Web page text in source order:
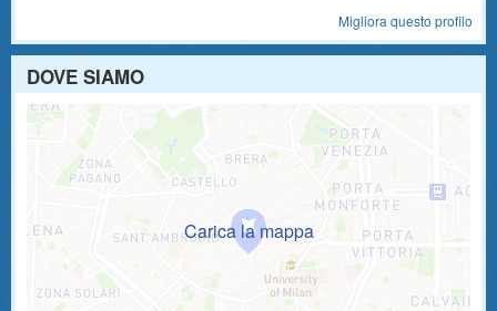
Migliora questo profilo
DOVE SIAMO